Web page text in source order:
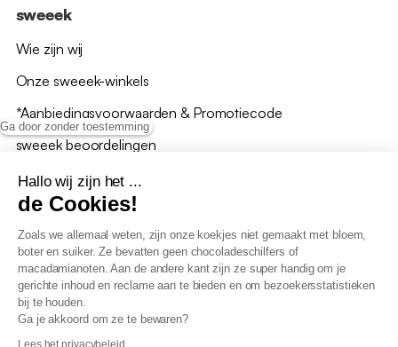
Ga door zonder toestemming
Hallo wij zijn het ...
de Cookies!
Zoals we allemaal weten, zijn onze koekjes niet gemaakt met bloem,
boter en suiker. Ze bevatten geen chocoladeschilfers of
macadamianoten. Aan de andere kant zijn ze super handig om je
gerichte inhoud en reclame aan te bieden en om bezoekersstatistieken
bij te houden.
Ga je akkoord om ze te bewaren?
Lees het privacybeleid
sweeek
Wie zijn wij
Onze sweeek-winkels
*Aanbiedingsvoorwaarden & Promotiecode
sweeek beoordelingen
Algemene verkoopsvoorwaarden
AV loyaliteitsprogramma
Beleid persoonsgegevens
Verklaring inzake toegankelijkheid